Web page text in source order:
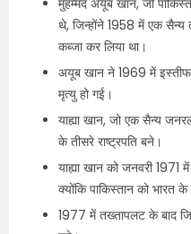
मुहम्मद अयूब खान, जो
थे, जिन्होंने 1958 में एक सैन्य
कब्जा कर लिया था।
अयूब खान ने 1969 में
मृत्यु हो गई।
याह्या खान, जो एक सैन्य
के तीसरे राष्ट्रपति बने।
याह्या खान को जनवरी 1971
क्योंकि पाकिस्तान को भारत के
1977 में तख्तापलट के बाद